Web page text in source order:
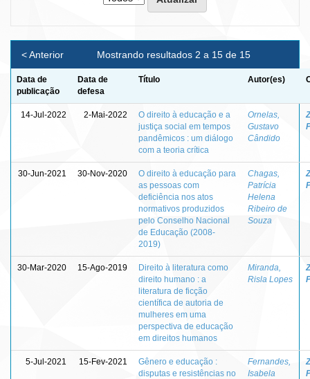
Mostrando resultados 2 a 15 de 15
< Anterior
Data de
publicação
Data de
defesa
Título Autor(es)
14-Jul-2022 2-Mai-2022
O direito à educação e a
justiça social em tempos
pandêmicos : um diálogo
com a teoria crítica
Ornelas,
Gustavo
Cândido
30-Jun-2021 30-Nov-2020
O direito à educação para
as pessoas com
deficiência nos atos
normativos produzidos
pelo Conselho Nacional
de Educação (2008-
2019)
Chagas,
Patrícia
Helena
Ribeiro de
Souza
30-Mar-2020 15-Ago-2019
Direito à literatura como
direito humano : a
literatura de ficção
científica de autoria de
mulheres em uma
perspectiva de educação
em direitos humanos
Miranda,
Risla Lopes
5-Jul-2021 15-Fev-2021
Gênero e educação :
disputas e resistências no
Fernandes,
Isabela